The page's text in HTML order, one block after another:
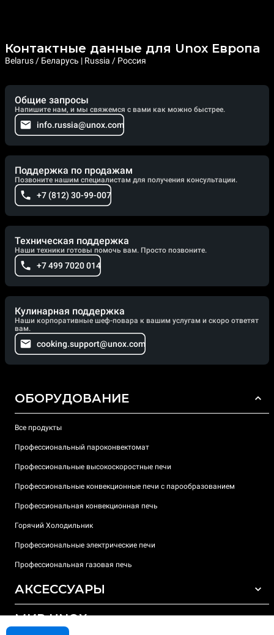
Контактные данные для Unox Европа
Belarus / Беларусь | Russia / Россия
Общие запросы
Напишите нам, и мы свяжемся с вами как можно быстрее.
info.russia@unox.com
Поддержка по продажам
Позвоните нашим специалистам для получения консультации.
+7 (812) 30-99-007
Техническая поддержка
Наши техники готовы помочь вам. Просто позвоните.
+7 499 7020 014
Кулинарная поддержка
Наши корпоративные шеф-повара к вашим услугам и скоро ответят
вам.
cooking.support@unox.com
ОБОРУДОВАНИЕ
Все продукты
Профессиональный пароконвектомат
Профессиональные высокоскоростные печи
Профессиональные конвекционные печи с парообразованием
Профессиональная конвекционная печь
Горячий Холодильник
Профессиональные электрические печи
Профессиональная газовая печь
АКСЕССУАРЫ
МИР UNOX